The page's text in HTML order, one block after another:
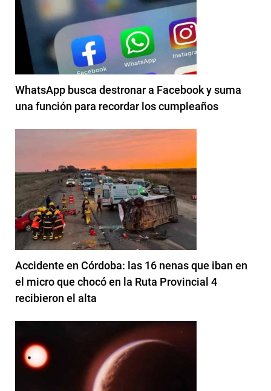
WhatsApp busca destronar a Facebook y suma
una función para recordar los cumpleaños
Accidente en Córdoba: las 16 nenas que iban en
el micro que chocó en la Ruta Provincial 4
recibieron el alta